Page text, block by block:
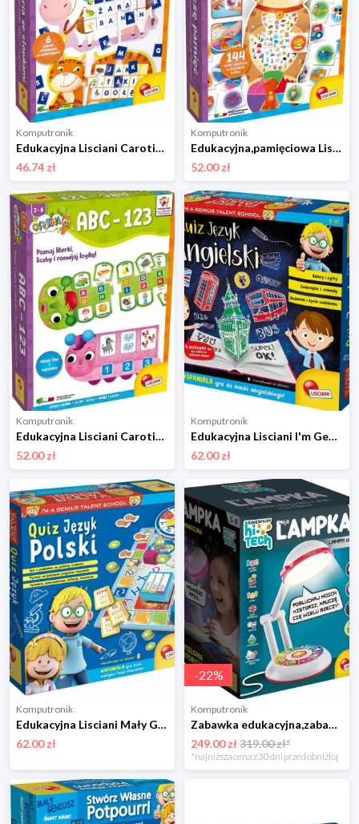
Komputronik
Edukacyjna Lisciani Carotina Loteria Ze Słówkami 57832
46.74 zł
Komputronik
Edukacyjna,pamięciowa Lisciani Carotina Ćwiczę Pamięć PL57511
52.00 zł
Komputronik
Edukacyjna Lisciani Carotina ABC-123 61112
52.00 zł
Komputronik
Edukacyjna Lisciani I'm Genius Quiz Język Angielski 48892
62.00 zł
Komputronik
Edukacyjna Lisciani Mały Geniusz Quiz Język Polski 54350
62.00 zł
-22%
Komputronik
Zabawka edukacyjna,zabawka interaktywna Lisciani Edukacyjny Hi-Tech Moja Lampka 96992
249.00 zł319.00 zł*
*najniższa cena z 30 dni przed obniżką